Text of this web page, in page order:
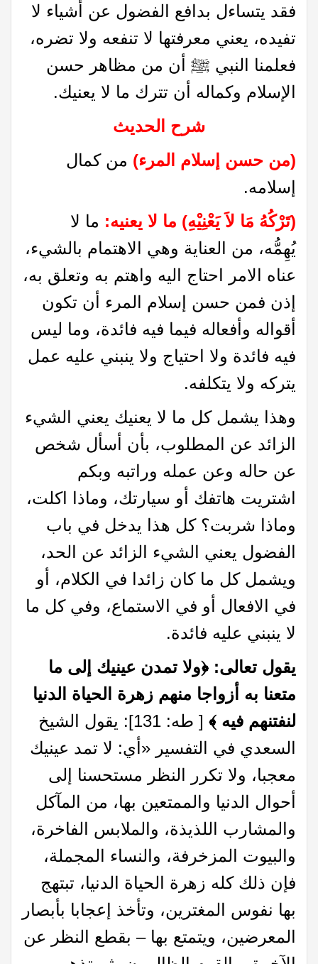
فقد يتساءل بدافع الفضول عن أشياء لا
تفيده، يعني معرفتها لا تنفعه ولا تضره،
فعلمنا النبي ﷺ أن من مظاهر حسن
الإسلام وكماله أن تترك ما لا يعنيك.
شرح الحديث
(من حسن إسلام المرء) من كمال
إسلامه.
(تَرْكُهُ مَا لاَ يَعْنِيْهِ) ما لا يعنيه: ما لا
يُهِمُّه، من العناية وهي الاهتمام بالشيء،
عناه الامر احتاج اليه واهتم به وتعلق به،
إذن فمن حسن إسلام المرء أن تكون
أقواله وأفعاله فيما فيه فائدة، وما ليس
فيه فائدة ولا احتياج ولا ينبني عليه عمل
يتركه ولا يتكلفه.
وهذا يشمل كل ما لا يعنيك يعني الشيء
الزائد عن المطلوب، بأن أسأل شخص
عن حاله وعن عمله وراتبه وبكم
اشتريت هاتفك أو سيارتك، وماذا اكلت،
وماذا شربت؟ كل هذا يدخل في باب
الفضول يعني الشيء الزائد عن الحد،
ويشمل كل ما كان زائدا في الكلام، أو
في الافعال أو في الاستماع، وفي كل ما
لا ينبني عليه فائدة.
يقول تعالى: ﴿ولا تمدن عينيك إلى ما
متعنا به أزواجا منهم زهرة الحياة الدنيا
لنفتنهم فيه ﴾
[ طه: 131]: يقول الشيخ
السعدي في التفسير «أي: لا تمد عينيك
معجبا، ولا تكرر النظر مستحسنا إلى
أحوال الدنيا والممتعين بها، من المآكل
والمشارب اللذيذة، والملابس الفاخرة،
والبيوت المزخرفة، والنساء المجملة،
فإن ذلك كله زهرة الحياة الدنيا، تبتهج
بها نفوس المغترين، وتأخذ إعجابا بأبصار
المعرضين، ويتمتع بها – بقطع النظر عن